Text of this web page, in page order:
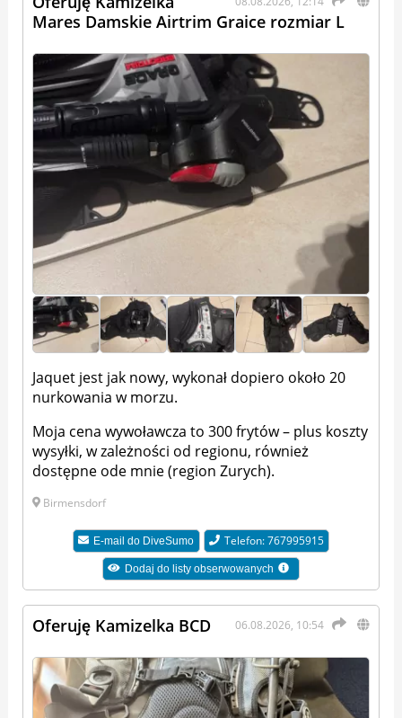
Mares Damskie Airtrim Graice rozmiar L
Jaquet jest jak nowy, wykonał dopiero około 20
nurkowania w morzu.
Moja cena wywoławcza to 300 frytów – plus koszty
wysyłki, w zależności od regionu, również
dostępne ode mnie (region Zurych).
Birmensdorf
E-mail do DiveSumo Telefon: 767995915
Dodaj do listy obserwowanych
06.08.2026, 10:54
Oferuję Kamizelka BCD